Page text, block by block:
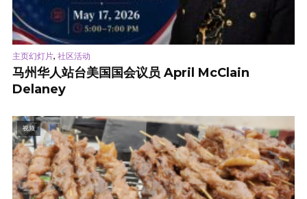
主页幻灯片, 社区活动
马州华人站台美国国会议员 April McClain
Delaney
视频